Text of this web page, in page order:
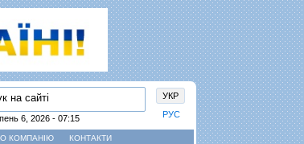
УКР
РУС
6, 2026 - 07:15
КОМПАНІЮ КОНТАКТИ